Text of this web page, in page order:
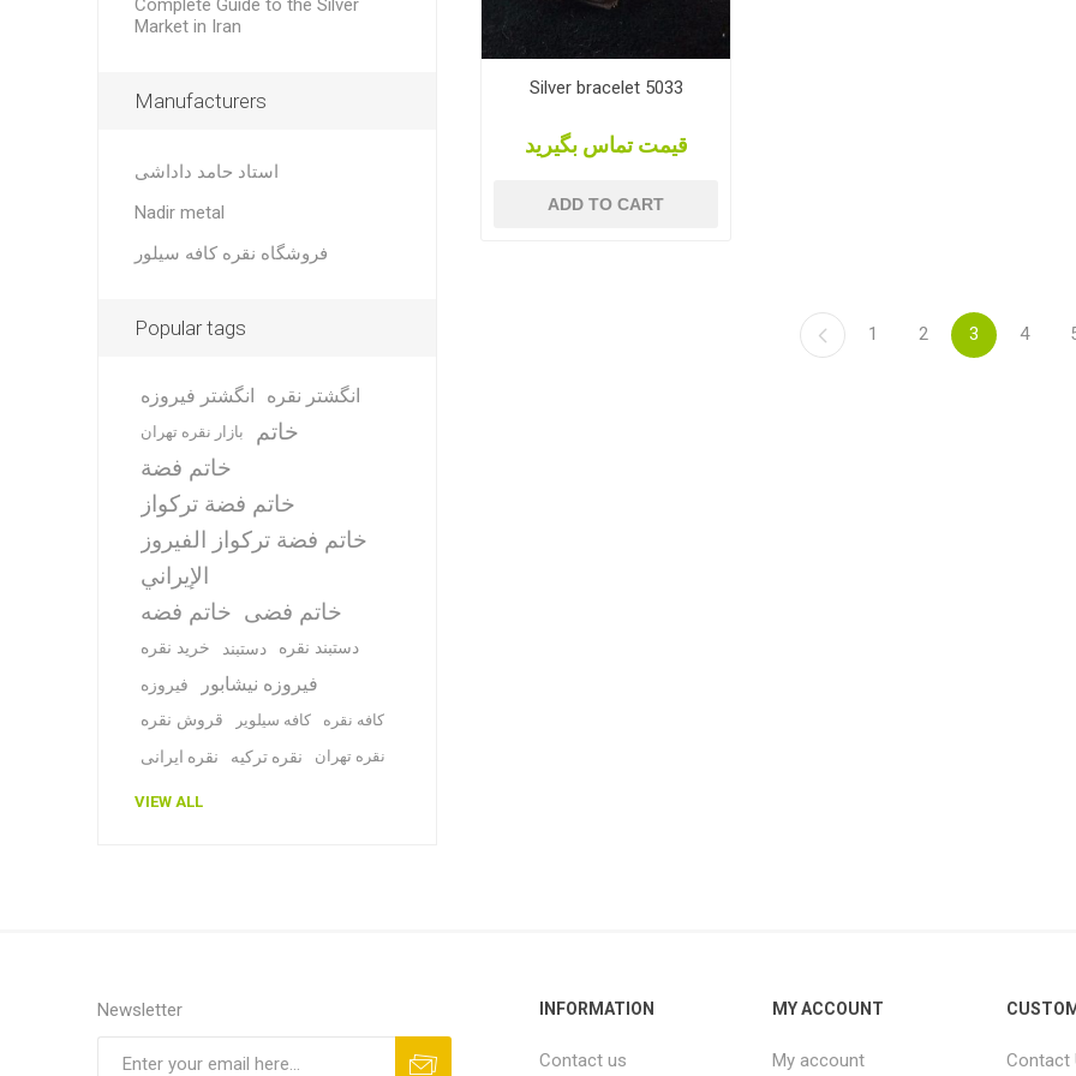
Silver bracelet 5033
قیمت تماس بگیرید
ADD TO CART
1 2 3 4
Complete Guide to the Silver
Market in Iran
Manufacturers
استاد حامد داداشی
Nadir metal
فروشگاه نقره کافه سیلور
Popular tags
انگشتر فیروزه انگشتر نقره
بازار نقره تهران
خاتم
خاتم فضة
خاتم فضة تركواز
خاتم فضة تركواز الفيروز
الإيراني
خاتم فضه خاتم فضی
خرید نقره دستبند دستبند نقره
فیروزه فیروزه نیشابور
قروش نقره کافه سیلویر کافه نقره
نقره ایرانی نقره ترکیه نقره تهران
VIEW ALL
Newsletter INFORMATION
Contact us
MY ACCOUNT
My account Contact